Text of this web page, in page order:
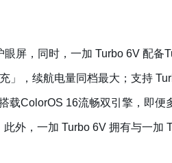
屏，同时，一加 Turbo 6V 配备
」，续航电量同档最大；支持
载ColorOS 16流畅双引擎，即便
外，一加 Turbo 6V 拥有与一加